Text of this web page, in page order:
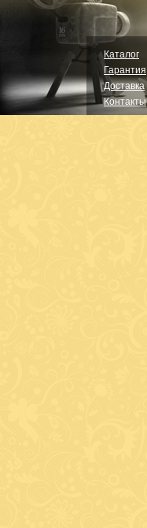
Каталог
Гарантия
Доставка
Контакты